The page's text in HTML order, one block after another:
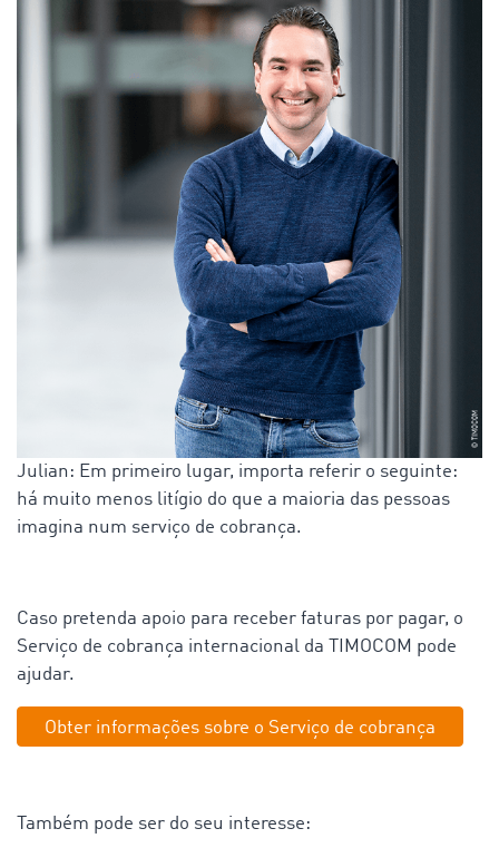
Julian: Em primeiro lugar, importa referir o seguinte:
há muito menos litígio do que a maioria das pessoas
imagina num serviço de cobrança.
Caso pretenda apoio para receber faturas por pagar, o
Serviço de cobrança internacional da TIMOCOM pode
ajudar.
Obter informações sobre o Serviço de cobrança
Também pode ser do seu interesse: